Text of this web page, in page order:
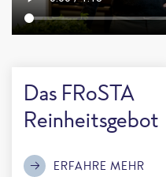
Das FRoSTA
Reinheitsgebot
ERFAHRE MEHR